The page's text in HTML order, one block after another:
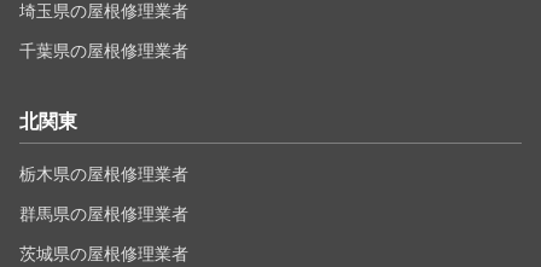
埼玉県の屋根修理業者
千葉県の屋根修理業者
北関東
栃木県の屋根修理業者
群馬県の屋根修理業者
茨城県の屋根修理業者